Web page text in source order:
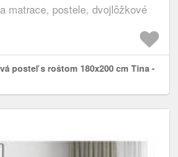
matrace, postele, dvojlôžkové
posteľ s roštom 180x200 cm Tina -